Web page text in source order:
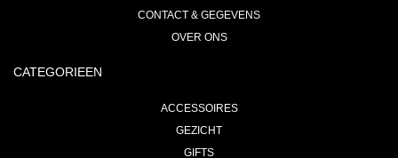
CONTACT & GEGEVENS
OVER ONS
CATEGORIEEN
ACCESSOIRES
GEZICHT
GIFTS